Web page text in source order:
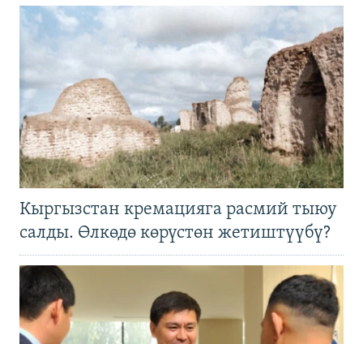
Кыргызстан кремацияга расмий тыюу
салды. Өлкөдө көрүстөн жетиштүүбү?